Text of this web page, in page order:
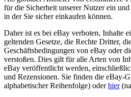
für die Sicherheit unserer Nutzer ein
in der Sie sicher einkaufen können.
Daher ist es bei eBay verboten, Inhalte
geltenden Gesetze, die Rechte Dritter,
Geschäftsbedingungen von eBay oder
verstoßen. Dies gilt für alle Arten von
eBay veröffentlicht werden,
und Rezensionen. Sie finden die eBay-
alphabetischer Reihenfolge) oderhier